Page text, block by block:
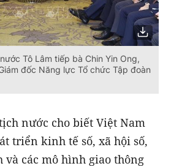
Tô Lâm tiếp bà Chin Yin Ong,
đốc Năng lực Tổ chức Tập đoàn
nước cho biết Việt Nam
triển kinh tế số, xã hội số,
các mô hình giao thông